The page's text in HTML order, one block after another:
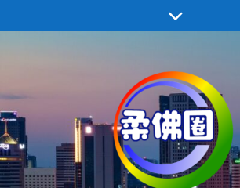
至